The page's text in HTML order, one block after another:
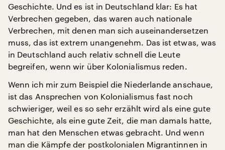
Geschichte. Und es ist in Deutschland klar: Es hat
Verbrechen gegeben, das waren auch nationale
Verbrechen, mit denen man sich auseinandersetzen
muss, das ist extrem unangenehm. Das ist etwas, was
in Deutschland auch relativ schnell die Leute
begreifen, wenn wir über Kolonialismus reden.
Wenn ich mir zum Beispiel die Niederlande anschaue,
ist das Ansprechen von Kolonialismus fast noch
schwieriger, weil es so sehr erzählt wird als eine gute
Geschichte, als eine gute Zeit, die man damals hatte,
man hat den Menschen etwas gebracht. Und wenn
man die Kämpfe der postkolonialen Migrantinnen in